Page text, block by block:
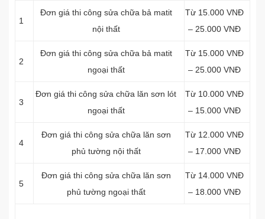
1
Đơn giá thi công sửa chữa bả matit
nội thất
Từ 15.000 VNĐ
– 25.000 VNĐ
2
Đơn giá thi công sửa chữa bả matit
ngoại thất
Từ 15.000 VNĐ
– 25.000 VNĐ
3
Đơn giá thi công sửa chữa lăn sơn lót
ngoại thất
Từ 10.000 VNĐ
– 15.000 VNĐ
4
Đơn giá thi công sửa chữa lăn sơn
phủ tường nội thất
Từ 12.000 VNĐ
– 17.000 VNĐ
5
Đơn giá thi công sửa chữa lăn sơn
phủ tường ngoại thất
Từ 14.000 VNĐ
– 18.000 VNĐ